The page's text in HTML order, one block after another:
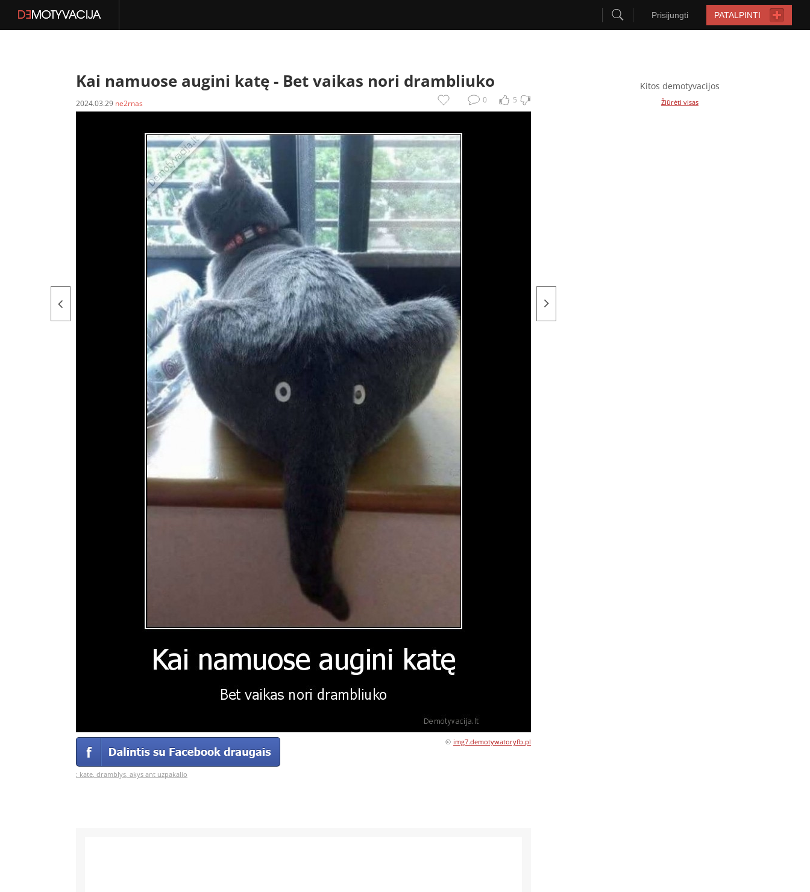
PATALPINTI
Prisijungti
Kai namuose augini katę - Bet vaikas nori drambliuko
2024.03.29 ne2rnas 5
0
© img7.demotywatoryfb.pl
: kate, dramblys, akys ant uzpakalio
Kitos demotyvacijos
Žiūrėti visas